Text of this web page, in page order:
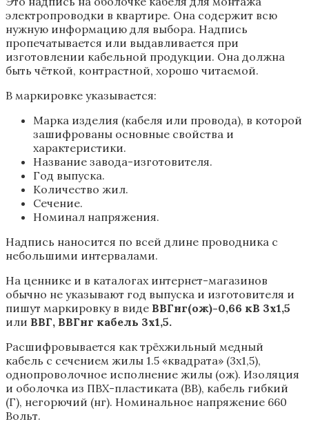
электропроводки в квартире. Она содержит всю
нужную информацию для выбора. Надпись
пропечатывается или выдавливается при
изготовлении кабельной продукции. Она должна
быть чёткой, контрастной, хорошо читаемой.
В маркировке указывается:
Марка изделия (кабеля или провода), в которой
зашифрованы основные свойства и
характеристики.
Название завода-изготовителя.
Год выпуска.
Количество жил.
Сечение.
Номинал напряжения.
Надпись наносится по всей длине проводника с
небольшими интервалами.
На ценнике и в каталогах интернет-магазинов
обычно не указывают год выпуска и изготовителя и
пишут маркировку в виде ВВГнг(ож)-0,66 кВ 3х1,5
или ВВГ, ВВГнг кабель 3х1,5.
Расшифровывается как трёхжильный медный
кабель с сечением жилы 1.5 «квадрата» (3х1,5),
однопроволочное исполнение жилы (ож). Изоляция
и оболочка из ПВХ-пластиката (ВВ), кабель гибкий
(Г), негорючий (нг). Номинальное напряжение 660
Вольт.